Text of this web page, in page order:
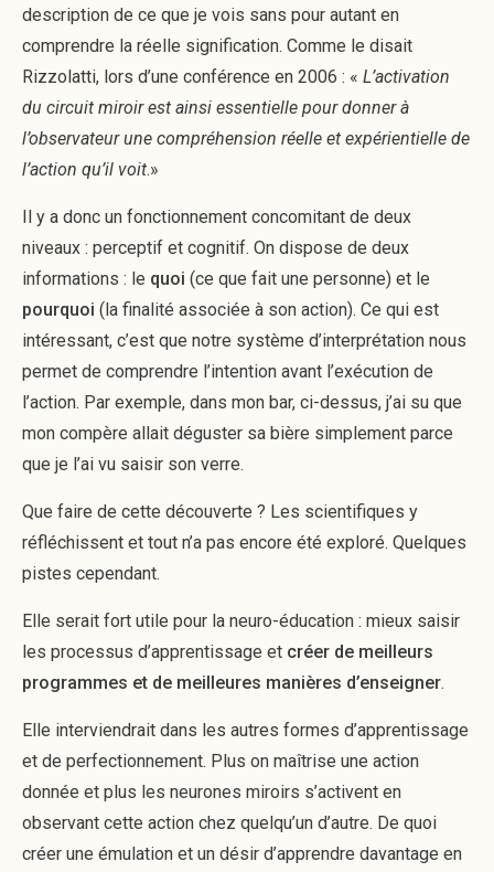
description de ce que je vois sans pour autant en
comprendre la réelle signification. Comme le disait
Rizzolatti, lors d’une conférence en 2006 : « L’activation
du circuit miroir est ainsi essentielle pour donner à
l’observateur une compréhension réelle et expérientielle de
l’action qu’il voit.»
Il y a donc un fonctionnement concomitant de deux
niveaux : perceptif et cognitif. On dispose de deux
informations : le quoi (ce que fait une personne) et le
pourquoi (la finalité associée à son action). Ce qui est
intéressant, c’est que notre système d’interprétation nous
permet de comprendre l’intention avant l’exécution de
l’action. Par exemple, dans mon bar, ci-dessus, j’ai su que
mon compère allait déguster sa bière simplement parce
que je l’ai vu saisir son verre.
Que faire de cette découverte ? Les scientifiques y
réfléchissent et tout n’a pas encore été exploré. Quelques
pistes cependant.
Elle serait fort utile pour la neuro-éducation : mieux saisir
les processus d’apprentissage et créer de meilleurs
programmes et de meilleures manières d’enseigner.
Elle interviendrait dans les autres formes d’apprentissage
et de perfectionnement. Plus on maîtrise une action
donnée et plus les neurones miroirs s’activent en
observant cette action chez quelqu’un d’autre. De quoi
créer une émulation et un désir d’apprendre davantage en